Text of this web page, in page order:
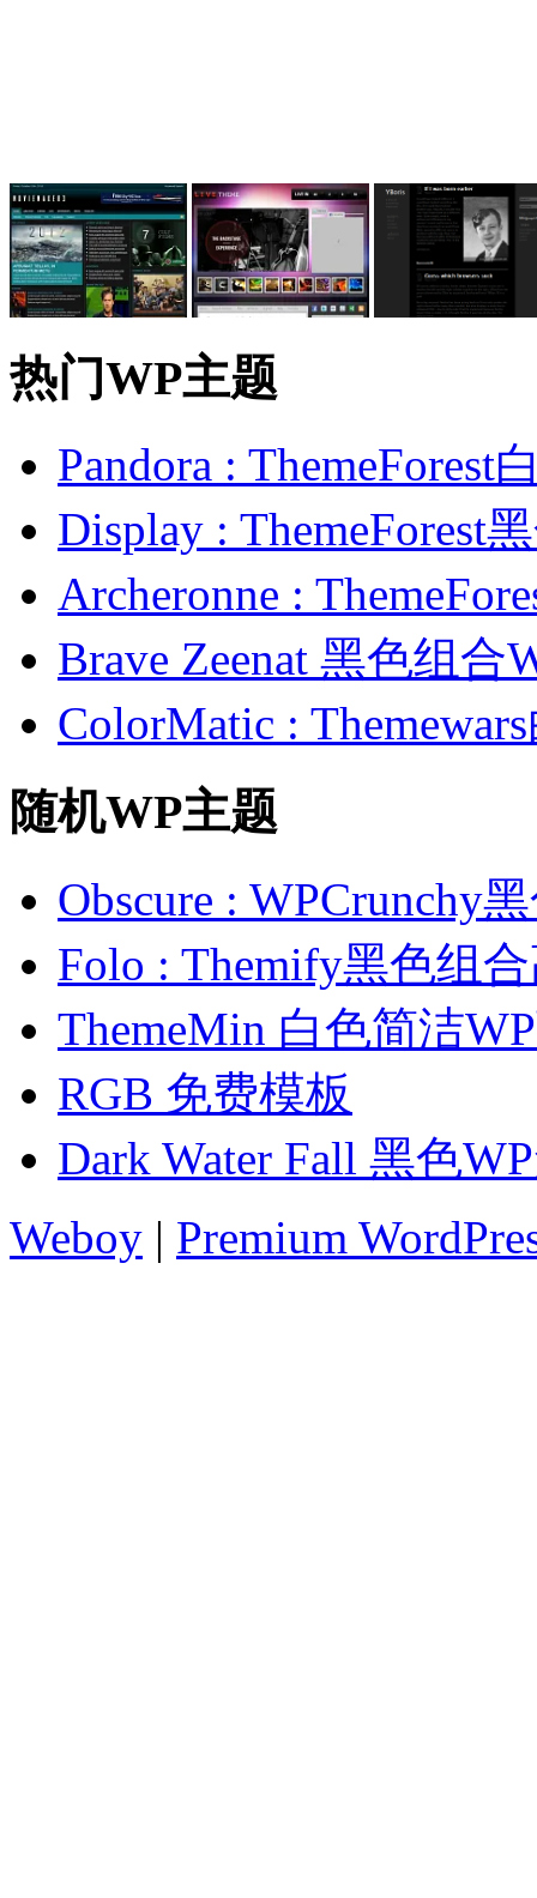
热门WP主题
Pandora : ThemeForest
Display : ThemeForest
Archeronne :
Brave Zeenat 黑色组合
ColorMatic :
随机WP主题
Obscure : WPCrunchy
Folo : Themify黑色组
ThemeMin 白色简洁
RGB 免费模板
Dark Water Fall 黑色
Weboy | Premium